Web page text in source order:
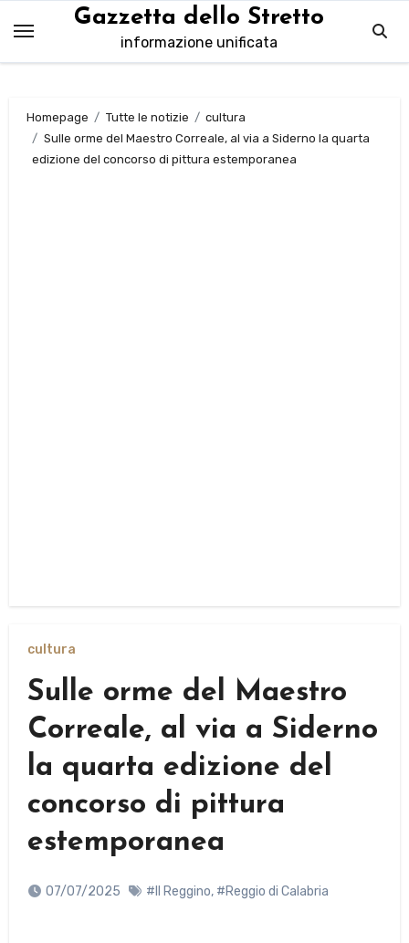
contenuto
Gazzetta dello Stretto
informazione unificata
Homepage Tutte le notizie
cultura
Sulle orme del Maestro Correale, al via a Siderno la quarta
edizione del concorso di pittura estemporanea
cultura
Sulle orme del Maestro
Correale, al via a Siderno
la quarta edizione del
concorso di pittura
estemporanea
07/07/2025 #Il Reggino, #Reggio di Calabria